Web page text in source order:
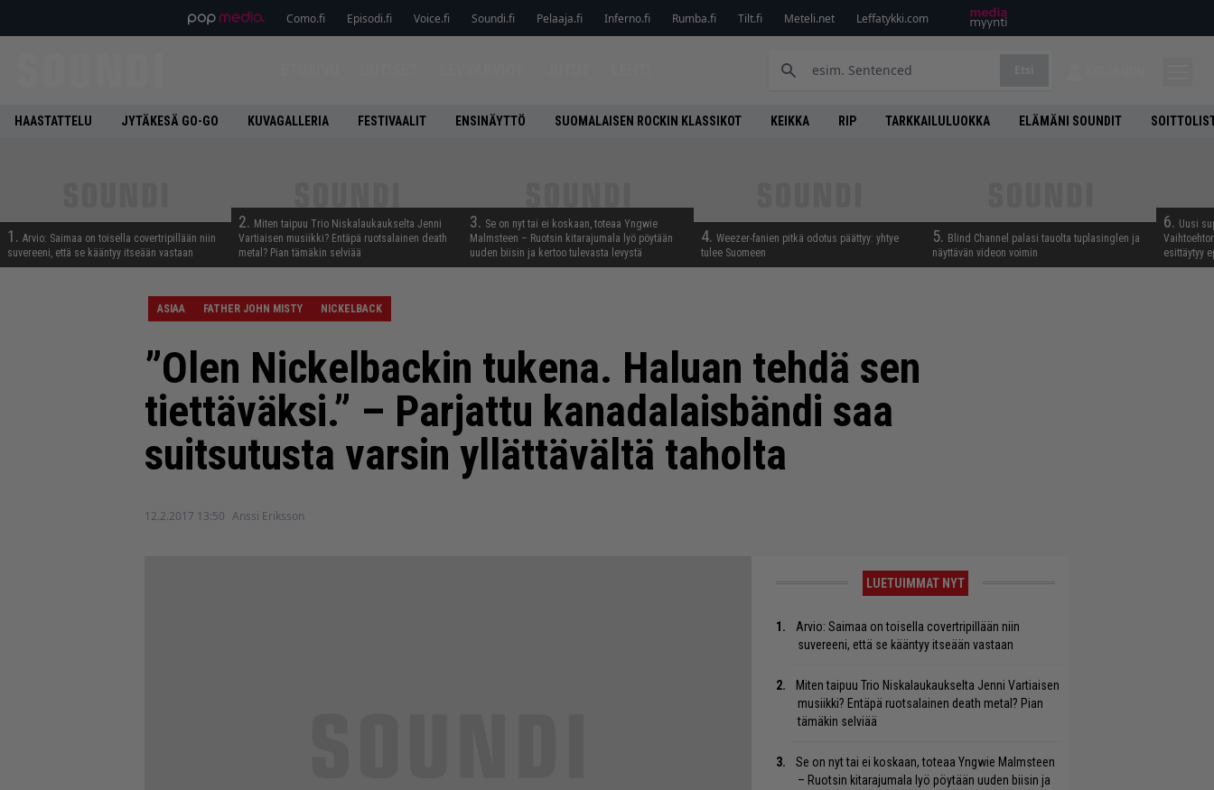
Como.fi Episodi.fi Voice.fi Soundi.fi Pelaaja.fi Inferno.fi Rumba.fi Tilt.fi Meteli.net Leffatykki.com
HAASTATTELU JYTÄKESÄ GO-GO KUVAGALLERIA FESTIVAALIT ENSINÄYTTÖ SUOMALAISEN ROCKIN KLASSIKOT KEIKKA RIP TARKKAILULUOKKA ELÄMÄNI SOUNDIT
1. Arvio: Saimaa on toisella covertripillään niin
suvereeni, että se kääntyy itseään vastaan
2. Miten taipuu Trio Niskalaukaukselta Jenni
Vartiaisen musiikki? Entäpä ruotsalainen death
metal? Pian tämäkin selviää
3. Se on nyt tai ei koskaan, toteaa Yngwie
Malmsteen – Ruotsin kitarajumala lyö pöytään
uuden biisin ja kertoo tulevasta levystä
4. Weezer-fanien pitkä odotus päättyy: yhtye
tulee Suomeen
5. Blind Channel palasi tauolta tuplasinglen ja
näyttävän videon voimin
6. Uusi
esittäytyy
ASIAA FATHER JOHN MISTY NICKELBACK
”Olen Nickelbackin tukena. Haluan tehdä sen
tiettäväksi.” – Parjattu kanadalaisbändi saa
suitsutusta varsin yllättävältä taholta
12.2.2017 13:50 Anssi Eriksson
LUETUIMMAT NYT
Arvio: Saimaa on toisella covertripillään niin
suvereeni, että se kääntyy itseään vastaan
Miten taipuu Trio Niskalaukaukselta Jenni Vartiaisen
musiikki? Entäpä ruotsalainen death metal? Pian
tämäkin selviää
Se on nyt tai ei koskaan, toteaa Yngwie Malmsteen
– Ruotsin kitarajumala lyö pöytään uuden biisin ja